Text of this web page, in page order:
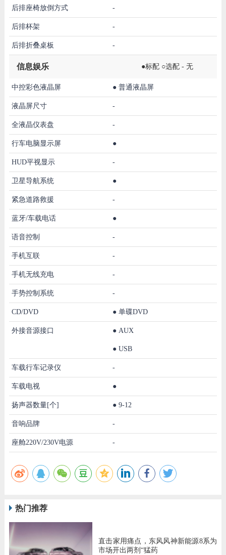
后排座椅放倒方式 -
后排杯架 -
后排折叠桌板 -
信息娱乐 ●标配 ○选配 - 无
中控彩色液晶屏 ● 普通液晶屏
液晶屏尺寸 -
全液晶仪表盘 -
行车电脑显示屏 ●
HUD平视显示 -
卫星导航系统 ●
紧急道路救援 -
蓝牙/车载电话 ●
语音控制 -
手机互联 -
手机无线充电 -
手势控制系统 -
CD/DVD ● 单碟DVD
外接音源接口 ● AUX
● USB
车载行车记录仪 -
车载电视 ●
扬声器数量[个] ● 9-12
音响品牌 -
座舱220V/230V电源 -
热门推荐
直击家用痛点，东风风神新能源8系为
市场开出两剂“猛药